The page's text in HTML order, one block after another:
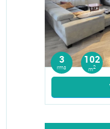
3
rms
102
m2